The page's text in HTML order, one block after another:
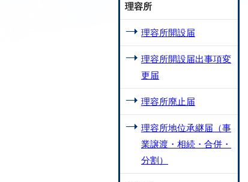
理容所
理容所開設届
理容所開設届出事項変
更届
理容所廃止届
理容所地位承継届（事
業譲渡・相続・合併・
分割）